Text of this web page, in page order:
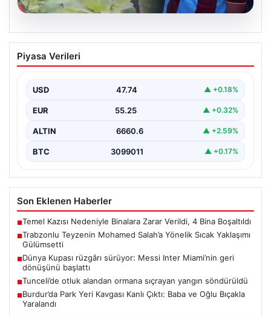
Trabzonlu Teyzenin Mohamed Salah’a
Yönelik Sıcak Yaklaşımı Gülümsetti
Salah, bir reklam filmi çekimi için Trabzon’un Araklı…
Piyasa Verileri
USD 47.74 ▲ +0.18%
EUR 55.25 ▲ +0.32%
ALTIN 6660.6 ▲ +2.59%
BTC 3099011 ▲ +0.17%
Son Eklenen Haberler
■Temel Kazısı Nedeniyle Binalara Zarar Verildi, 4 Bina Boşaltıldı
■Trabzonlu Teyzenin Mohamed Salah’a Yönelik Sıcak Yaklaşımı
Gülümsetti
■Dünya Kupası rüzgârı sürüyor: Messi Inter Miami’nin geri
dönüşünü başlattı
■Tunceli’de otluk alandan ormana sıçrayan yangın söndürüldü
■Burdur’da Park Yeri Kavgası Kanlı Çıktı: Baba ve Oğlu Bıçakla
Yaralandı